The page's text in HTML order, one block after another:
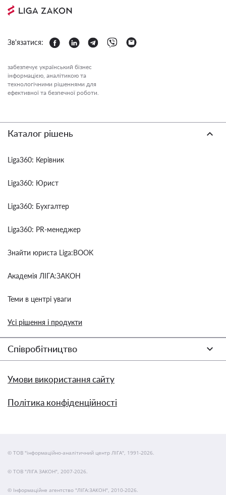
Зв'язатися:
забезпечує український бізнес
інформацією, аналітикою та
технологічними рішеннями для
ефективної та безпечної роботи.
Каталог рішень
Liga360: Керівник
Liga360: Юрист
Liga360: Бухгалтер
Liga360: PR-менеджер
Знайти юриста Liga:BOOK
Академія ЛІГА:ЗАКОН
Теми в центрі уваги
Усі рішення і продукти
Співробітництво
Умови використання сайту
Політика конфіденційності
© ТОВ "інформаційно-аналітичний центр ЛІГА", 1991-2026.
© ТОВ "ЛІГА ЗАКОН", 2007-2026.
© Інформаційне агентство "ЛІГА:ЗАКОН", 2010-2026.